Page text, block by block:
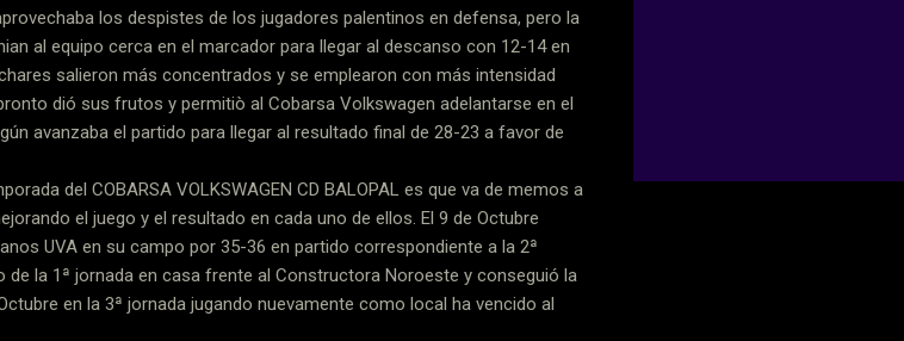
los despistes de los jugadores palentinos en defensa, pero la
al equipo cerca en el marcador para llegar al descanso con 12-14 en
salieron más concentrados y se emplearon con más intensidad
dió sus frutos y permitiò al Cobarsa Volkswagen adelantarse en el
avanzaba el partido para llegar al resultado final de 28-23 a favor de
del COBARSA VOLKSWAGEN CD BALOPAL es que va de memos a
el juego y el resultado en cada uno de ellos. El 9 de Octubre
UVA en su campo por 35-36 en partido correspondiente a la 2ª
de la 1ª jornada en casa frente al Constructora Noroeste y conseguió la
en la 3ª jornada jugando nuevamente como local ha vencido al